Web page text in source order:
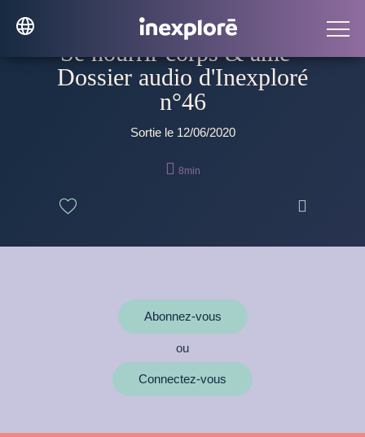
Se nourrir corps & âme -
Dossier audio d'Inexploré
n°46
Sortie le 12/06/2020
 8min

Abonnez-vous
ou
Connectez-vous